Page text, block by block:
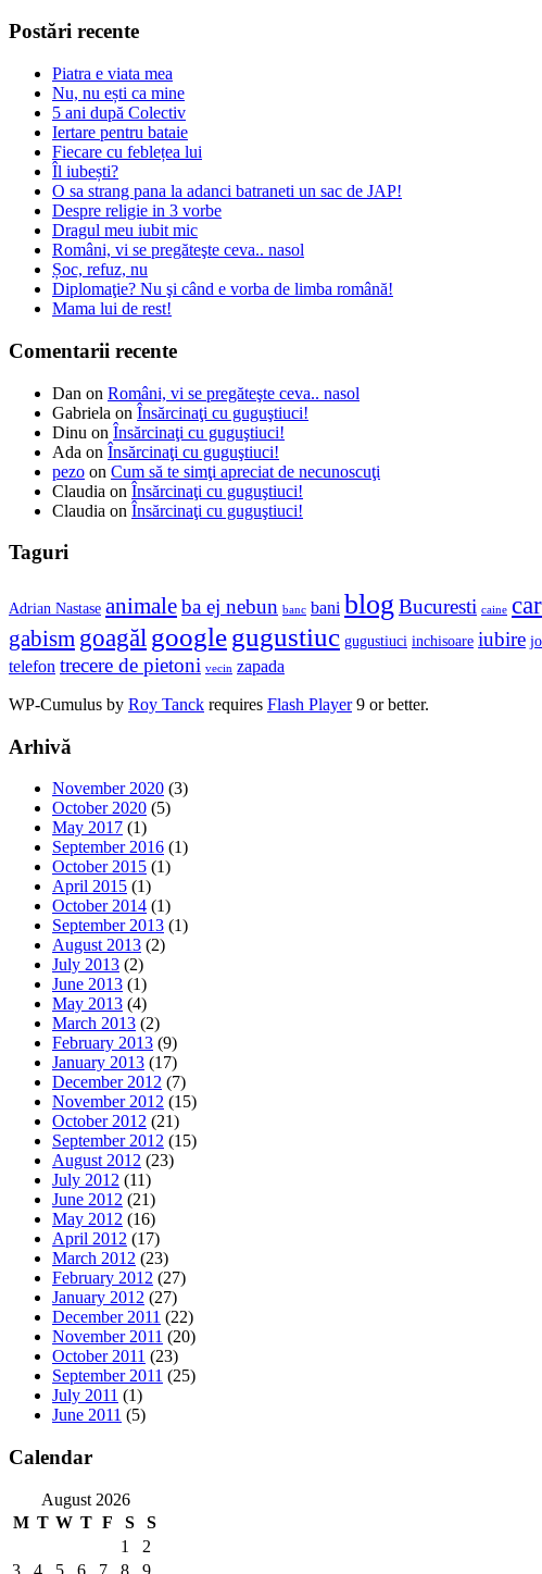
Postări recente
Piatra e viata mea
Nu, nu ești ca mine
5 ani după Colectiv
Iertare pentru bataie
Fiecare cu feblețea lui
Îl iubești?
O sa strang pana la adanci batraneti un sac de JAP!
Despre religie in 3 vorbe
Dragul meu iubit mic
Români, vi se pregăteşte ceva.. nasol
Șoc, refuz, nu
Diplomaţie? Nu şi când e vorba de limba română!
Mama lui de rest!
Comentarii recente
Dan on Români, vi se pregăteşte ceva.. nasol
Gabriela on Însărcinaţi cu guguştiuci!
Dinu on Însărcinaţi cu guguştiuci!
Ada on Însărcinaţi cu guguştiuci!
pezo on Cum să te simţi apreciat de necunoscuţi
Claudia on Însărcinaţi cu guguştiuci!
Claudia on Însărcinaţi cu guguştiuci!
Taguri
Adrian Nastase animaleba ej nebun banc bani blog Bucuresti caine
gabism goagăl googlegugustiuc gugustiuci inchisoare iubire
telefon trecere de pietoni vecin zapada
WP-Cumulus by Roy Tanck requires Flash Player9 or better.
Arhivă
November 2020 (3)
October 2020 (5)
May 2017 (1)
September 2016 (1)
October 2015 (1)
April 2015 (1)
October 2014 (1)
September 2013 (1)
August 2013 (2)
July 2013 (2)
June 2013 (1)
May 2013 (4)
March 2013 (2)
February 2013 (9)
January 2013 (17)
December 2012 (7)
November 2012 (15)
October 2012 (21)
September 2012 (15)
August 2012 (23)
July 2012 (11)
June 2012 (21)
May 2012 (16)
April 2012 (17)
March 2012 (23)
February 2012 (27)
January 2012 (27)
December 2011 (22)
November 2011 (20)
October 2011 (23)
September 2011 (25)
July 2011 (1)
June 2011 (5)
Calendar
August 2026
M T W T F S
S
1
2
3
4 5 6 7 8 9